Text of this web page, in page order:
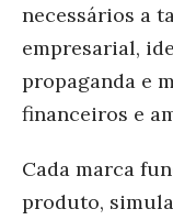
necessários a
empresarial,
propaganda e
financeiros e
Cada marca
produto,